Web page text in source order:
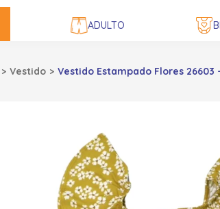
ADULTO
Vestido Vestido Estampado Flores 26603